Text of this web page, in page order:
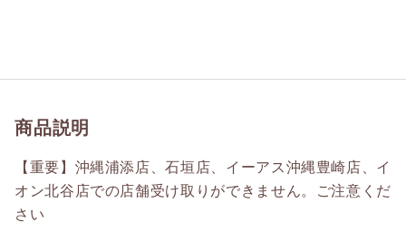
商品説明
【重要】沖縄浦添店、石垣店、イーアス沖縄豊崎店、イ
オン北谷店での店舗受け取りができません。ご注意くだ
さい